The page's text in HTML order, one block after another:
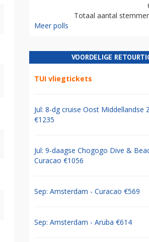
Totaal aantal
Meer polls
VOORDELIGE
TUI vliegtickets
Jul: 8-dg cruise Oost Middellandse
€1235
Jul: 9-daagse Chogogo Dive &
Curacao €1056
Sep: Amsterdam - Curacao €569
Sep: Amsterdam - Aruba €614